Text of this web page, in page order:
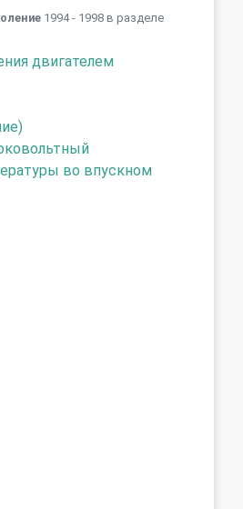
1994 - 1998 в разделе
двигателем
во впускном